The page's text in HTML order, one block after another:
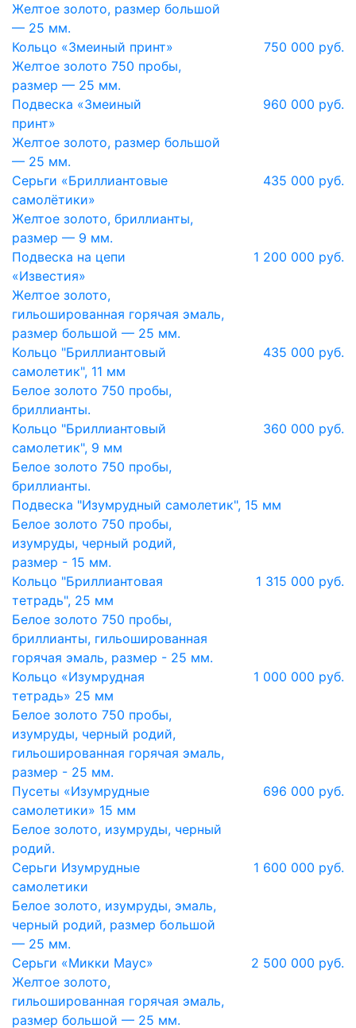
Желтое золото, размер большой
— 25 мм.
Кольцо «Змеиный принт»
750 000 руб.
Желтое золото 750 пробы,
размер — 25 мм.
Подвеска «Змеиный
принт»
960 000 руб.
Желтое золото, размер большой
— 25 мм.
Серьги «Бриллиантовые
самолётики»
435 000 руб.
Желтое золото, бриллианты,
размер — 9 мм.
Подвеска на цепи
«Известия»
1 200 000 руб.
Желтое золото,
гильошированная горячая эмаль,
размер большой — 25 мм.
Кольцо "Бриллиантовый
самолетик", 11 мм
435 000 руб.
Белое золото 750 пробы,
бриллианты.
Кольцо "Бриллиантовый
самолетик", 9 мм
360 000 руб.
Белое золото 750 пробы,
бриллианты.
Подвеска "Изумрудный самолетик", 15 мм
Белое золото 750 пробы,
изумруды, черный родий,
размер - 15 мм.
Кольцо "Бриллиантовая
тетрадь", 25 мм
1 315 000 руб.
Белое золото 750 пробы,
бриллианты, гильошированная
горячая эмаль, размер - 25 мм.
Кольцо «Изумрудная
тетрадь» 25 мм
1 000 000 руб.
Белое золото 750 пробы,
изумруды, черный родий,
гильошированная горячая эмаль,
размер - 25 мм.
Пусеты «Изумрудные
самолетики» 15 мм
696 000 руб.
Белое золото, изумруды, черный
родий.
Серьги Изумрудные
самолетики
1 600 000 руб.
Белое золото, изумруды, эмаль,
черный родий, размер большой
— 25 мм.
Серьги «Микки Маус»
2 500 000 руб.
Желтое золото,
гильошированная горячая эмаль,
размер большой — 25 мм.